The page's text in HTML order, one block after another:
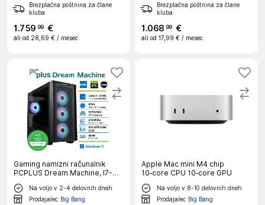
Brezplačna poštnina za člane
kluba
1 .759 99 €
ali od 28,69 € / mesec
Brezplačna poštnina za člane
kluba
1 .068 99 €
ali od 17,99 € / mesec
Gaming namizni računalnik
PCPLUS Dream Machine, I7-
14700F, 32 GB RAM, 2 TB SSD,
RTX5070 12 GB, W11H + Xbox
GP
Na voljo v 2-4 delovnih dneh
Prodajalec Big Bang
Apple Mac mini M4 chip
10‑core CPU 10‑core GPU
Na voljo v 8-10 delovnih dneh
Prodajalec Big Bang